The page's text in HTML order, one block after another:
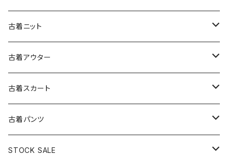
古着ノースリーブワンピース
古着キャミソールワンピース
古着ベアトップワンピース
古着オールインワン
古着オーバーオール
古着半袖シャツ・ブラウス
古着ノースリーブシャツ・ブラウス
古着スウェット&パーカー
古着スウェット
古着パーカー
古着プルオーバー
古着長袖プルオーバー
古着半袖プルオーバー
古着Ｔシャツ
古着長袖Ｔシャツ
古着半袖Ｔシャツ
古着ベスト
古着キャミソール
古着ニット
古着セーター
古着カーディガン
古着半袖ニット
古着ニットアウター
古着アウター
古着ライトジャケット
古着ライトコート
古着ヘビージャケット
古着スカート
古着ロング丈スカート (丈76cm-)
古着膝丈スカート (丈56-75cm)
古着パンツ
古着ロング丈パンツ
STOCK SALE